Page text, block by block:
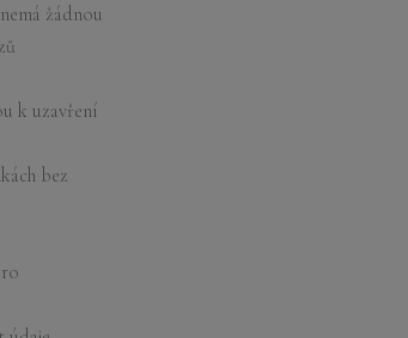
žádnou
k uzavření
bez